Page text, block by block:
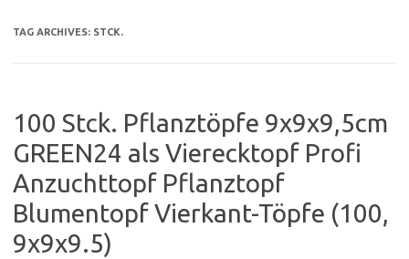
TAG ARCHIVES: STCK.
100 Stck. Pflanztöpfe 9x9x9,5cm
GREEN24 als Vierecktopf Profi
Anzuchttopf Pflanztopf
Blumentopf Vierkant-Töpfe (100,
9x9x9.5)